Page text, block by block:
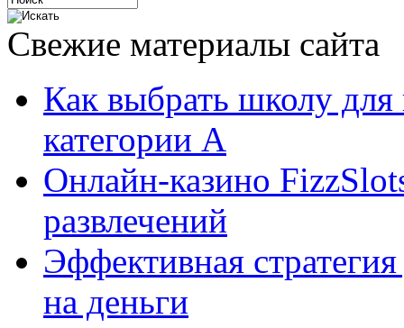
Свежие материалы сайта
Как выбрать школу для
категории А
Онлайн-казино
развлечений
Эффективная
на деньги